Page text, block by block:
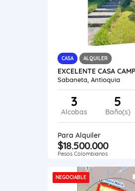
CASA ALQUILER
Sabaneta, Antioquia
3
Alcobas
5
Baño(s)
Para Alquiler
$18.500.000
Pesos Colombianos
NEGOCIABLE